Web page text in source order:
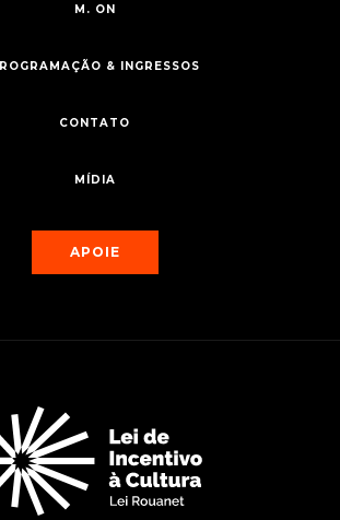
M. ON
& INGRESSOS
CONTATO
MÍDIA
APOIE